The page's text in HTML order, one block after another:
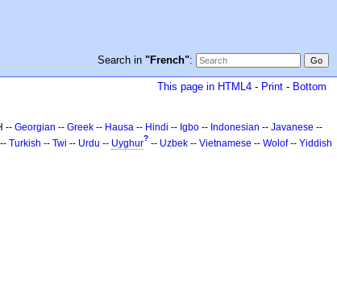
Search in "French":
This page in HTML4 - Print - Bottom
-- Georgian -- Greek -- Hausa -- Hindi -- Igbo -- Indonesian -- Javanese --
-- Turkish -- Twi -- Urdu -- Uyghur? -- Uzbek -- Vietnamese -- Wolof-- Yiddish